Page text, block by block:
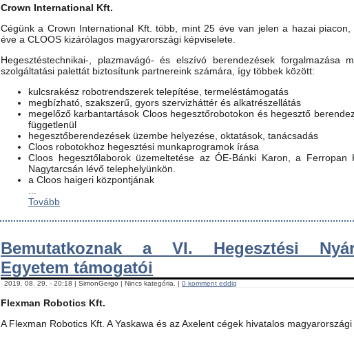
Crown International Kft.
Cégünk a Crown International Kft. több, mint 25 éve van jelen a hazai
éve a CLOOS kizárólagos magyarországi képviselete.
Hegesztéstechnikai-, plazmavágó- és elszívó berendezések forgalmazása
szolgáltatási palettát biztosítunk partnereink számára, így többek között:
kulcsrakész robotrendszerek telepítése, termeléstámogatás
megbízható, szakszerű, gyors szervizháttér és alkatrészellátás
megelőző karbantartások Cloos hegesztőrobotokon és hegesztő
függetlenül
hegesztőberendezések üzembe helyezése, oktatások, tanácsadás
Cloos robotokhoz hegesztési munkaprogramok írása
Cloos hegesztőlaborok üzemeltetése az ÓE-Bánki Karon, a Ferropan
Nagytarcsán lévő telephelyünkön.
a Cloos haigeri központjának
Tovább
Bemutatkoznak a VI. Hegesztési
Egyetem támogatói
2019. 08. 29. - 20:18 | SimonGergo | Nincs kategória. | 0 komment eddig
Flexman Robotics Kft.
A Flexman Robotics Kft. A Yaskawa és az Axelent cégek hivatalos magyarországi